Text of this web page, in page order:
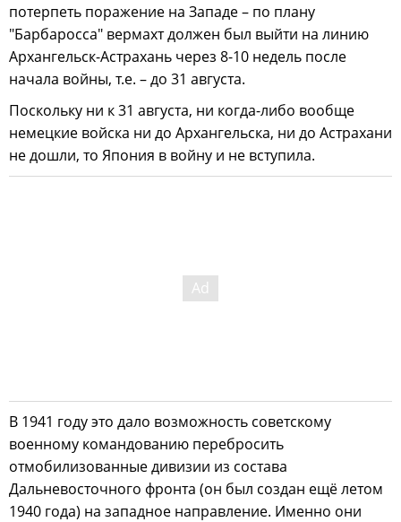
потерпеть поражение на Западе – по плану
"Барбаросса" вермахт должен был выйти на линию
Архангельск-Астрахань через 8-10 недель после
начала войны, т.е. – до 31 августа.
Поскольку ни к 31 августа, ни когда-либо вообще
немецкие войска ни до Архангельска, ни до Астрахани
не дошли, то Япония в войну и не вступила.
В 1941 году это дало возможность советскому
военному командованию перебросить
отмобилизованные дивизии из состава
Дальневосточного фронта (он был создан ещё летом
1940 года) на западное направление. Именно они